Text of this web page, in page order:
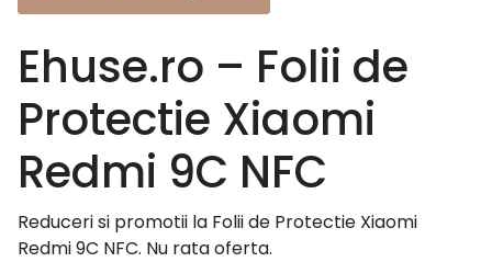
Ehuse.ro – Folii de
Protectie Xiaomi
Redmi 9C NFC
Reduceri si promotii la Folii de Protectie Xiaomi
Redmi 9C NFC. Nu rata oferta.